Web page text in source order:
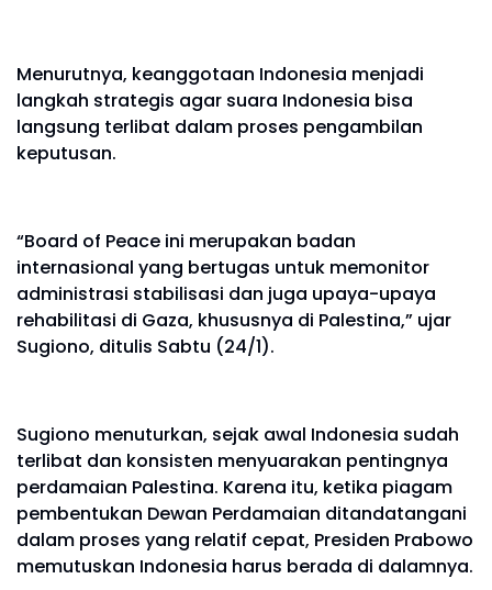
Menurutnya, keanggotaan Indonesia menjadi
langkah strategis agar suara Indonesia bisa
langsung terlibat dalam proses pengambilan
keputusan.
“Board of Peace ini merupakan badan
internasional yang bertugas untuk memonitor
administrasi stabilisasi dan juga upaya-upaya
rehabilitasi di Gaza, khususnya di Palestina,” ujar
Sugiono, ditulis Sabtu (24/1).
Sugiono menuturkan, sejak awal Indonesia sudah
terlibat dan konsisten menyuarakan pentingnya
perdamaian Palestina. Karena itu, ketika piagam
pembentukan Dewan Perdamaian ditandatangani
dalam proses yang relatif cepat, Presiden Prabowo
memutuskan Indonesia harus berada di dalamnya.